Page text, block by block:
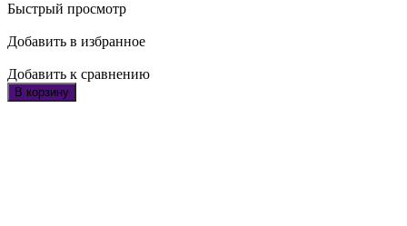
Быстрый просмотр
Добавить в избранное
Добавить к сравнению
В корзину